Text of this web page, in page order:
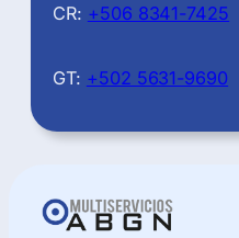
CR: +506 8341-7425
GT: +502 5631-9690